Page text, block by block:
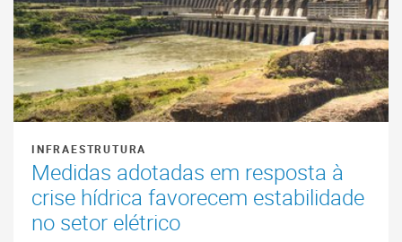
INFRAESTRUTURA
Medidas adotadas em resposta à
crise hídrica favorecem estabilidade
no setor elétrico